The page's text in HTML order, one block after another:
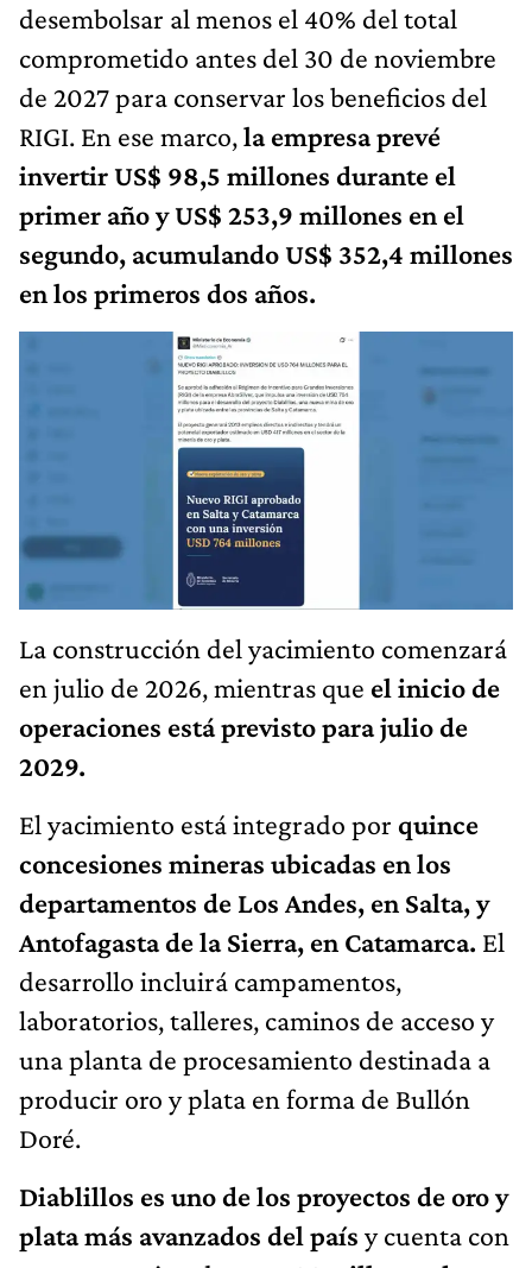
desembolsar al menos el 40% del total
comprometido antes del 30 de noviembre
de 2027 para conservar los beneficios del
RIGI. En ese marco,la empresa prevé
invertir US$ 98,5 millones durante el
primer año y US$ 253,9 millones en el
segundo, acumulando US$ 352,4 millones
en los primeros dos años.
La construcción del yacimiento comenzará
en julio de 2026, mientras que el inicio de
operaciones está previsto para julio de
2029.
El yacimiento está integrado por quince
concesiones mineras ubicadas en los
departamentos de Los Andes, en Salta, y
Antofagasta de la Sierra, en Catamarca. El
desarrollo incluirá campamentos,
laboratorios, talleres, caminos de acceso y
una planta de procesamiento destinada a
producir oro y plata en forma de Bullón
Doré.
Diablillos es uno de los proyectos de oro y
plata más avanzados del país y cuenta con